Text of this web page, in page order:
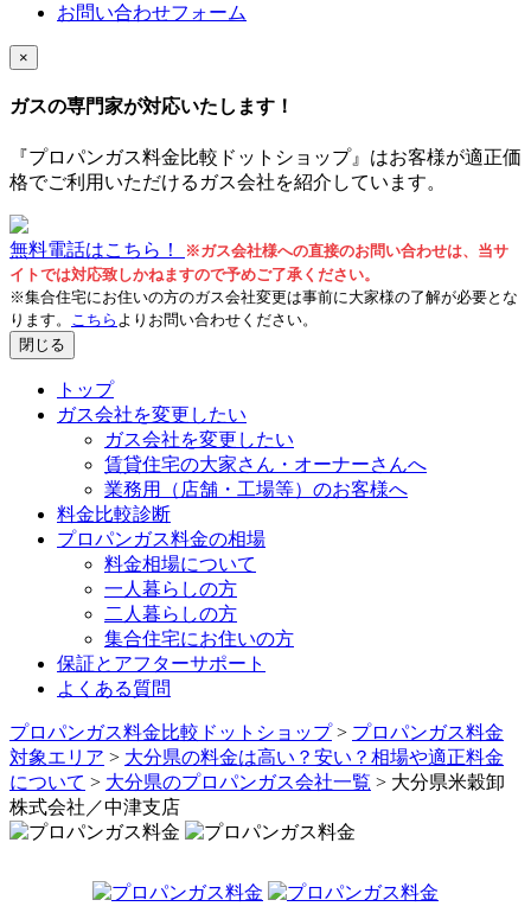
お問い合わせフォーム
×
ガスの専門家が対応いたします！
『プロパンガス料金比較ドットショップ』はお客様が適正価
格でご利用いただけるガス会社を紹介しています。
無料電話はこちら！
※ガス会社様への直接のお問い合わせは、当サ
イトでは対応致しかねますので予めご了承ください。
※集合住宅にお住いの方のガス会社変更は事前に大家様の了解が必要とな
ります。
こちら よりお問い合わせください。
閉じる
トップ
ガス会社を変更したい
ガス会社を変更したい
賃貸住宅の大家さん・オーナーさんへ
業務用（店舗・工場等）のお客様へ
料金比較診断
プロパンガス料金の相場
料金相場について
一人暮らしの方
二人暮らしの方
集合住宅にお住いの方
保証とアフターサポート
よくある質問
プロパンガス料金比較ドットショップ> プロパンガス料金
対象エリア > 大分県の料金は高い？安い？相場や適正料金
について > 大分県のプロパンガス会社一覧 > 大分県米穀卸
株式会社／中津支店